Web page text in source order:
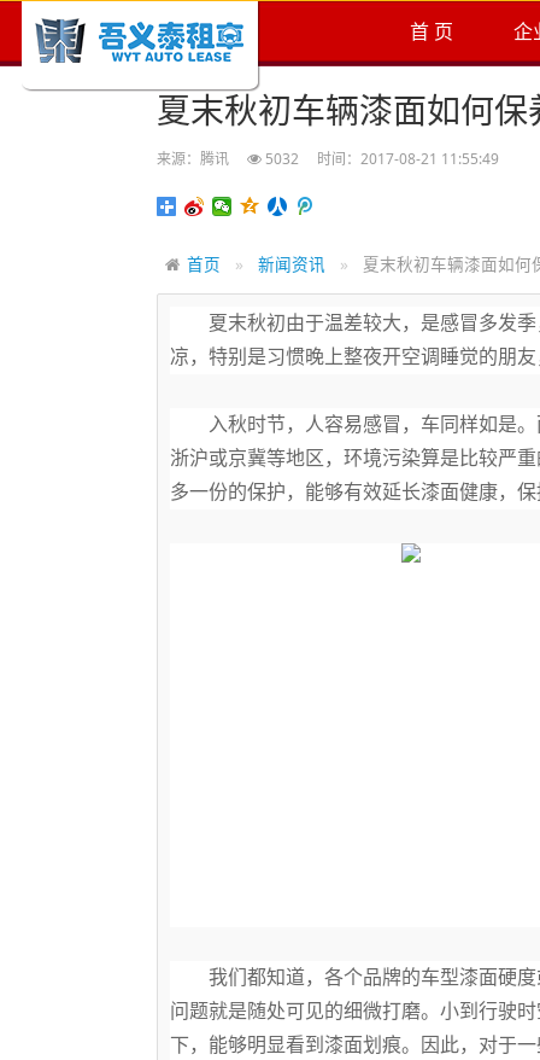
首 页 企
夏末秋初车辆漆面如何
来源：腾讯 5032 时间：2017-08-21 11:55:49
首页 新闻资讯 夏末秋初车辆漆面如何
夏末秋初由于温差较大，是感冒多发
凉，特别是习惯晚上整夜开空调睡觉的朋
入秋时节，人容易感冒，车同样如是
浙沪或京冀等地区，环境污染算是比较严
多一份的保护，能够有效延长漆面健康，
我们都知道，各个品牌的车型漆面硬
问题就是随处可见的细微打磨。小到行驶
下，能够明显看到漆面划痕。因此，对于